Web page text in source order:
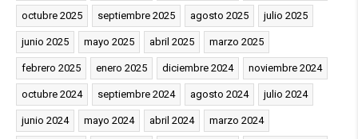
octubre 2025 septiembre 2025 agosto 2025 julio 2025
junio 2025 mayo 2025 abril 2025 marzo 2025
febrero 2025 enero 2025 diciembre 2024 noviembre 2024
octubre 2024 septiembre 2024 agosto 2024 julio 2024
junio 2024 mayo 2024 abril 2024 marzo 2024